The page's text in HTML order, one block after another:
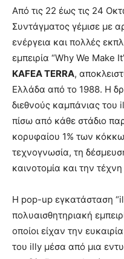
Από τις 22 έως τις 24
Συντάγματος γέμισε με
ενέργεια και πολλές
εμπειρία “Why We Make
KAFEA TERRA,
Ελλάδα από το 1988. Η
διεθνούς καμπάνιας του
πίσω από κάθε στάδιο
κορυφαίου 1% των
τεχνογνωσία, τη
καινοτομία και την
Η pop-up εγκατάσταση
πολυαισθητηριακή
οποίοι είχαν την
του illy μέσα από μια